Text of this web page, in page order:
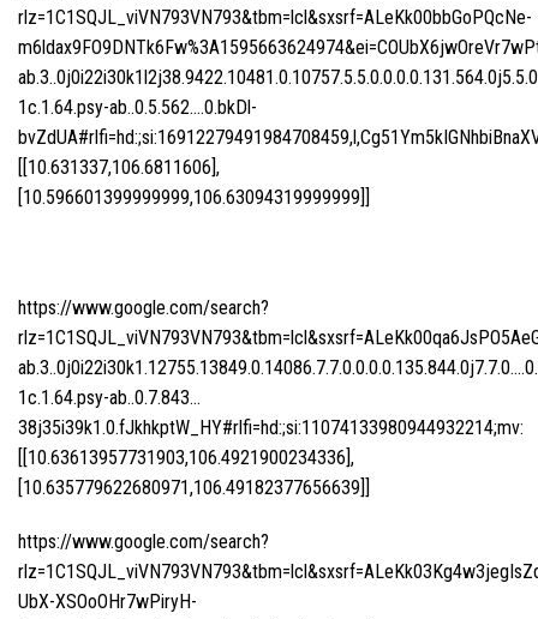
rlz=1C1SQJL_viVN793VN793&tbm=lcl&sxsrf=ALeKk00bbGoPQcNe-
1c.1.64.psy-ab..0.5.562….0.bkDl-
[[10.631337,106.6811606],
[10.596601399999999,106.63094319999999]]
https://www.google.com/search?
1c.1.64.psy-ab..0.7.843…
38j35i39k1.0.fJkhkptW_HY#rlfi=hd:;si:11074133980944932214;mv:
[[10.63613957731903,106.4921900234336],
[10.635779622680971,106.49182377656639]]
https://www.google.com/search?
UbX-XSOoOHr7wPiryH-